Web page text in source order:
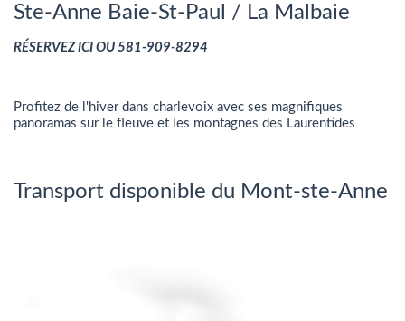
Ste-Anne Baie-St-Paul / La Malbaie
RÉSERVEZ ICI OU 581-909-8294
Profitez de l'hiver dans charlevoix avec ses magnifiques
panoramas sur le fleuve et les montagnes des Laurentides
Transport disponible du Mont-ste-Anne